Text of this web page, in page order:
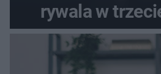
rywala w